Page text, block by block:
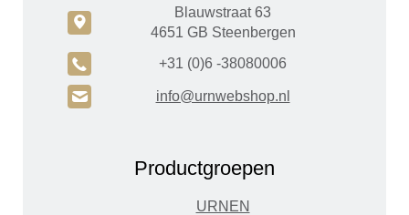
c
Blauwstraat 63
4651 GB Steenbergen
A +31 (0)6 -38080006
H info@urnwebshop.nl
Productgroepen
URNEN